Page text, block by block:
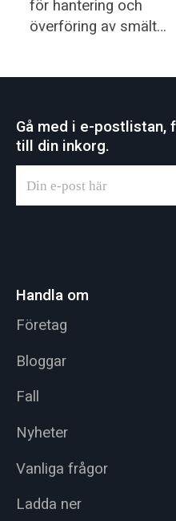
för hantering och
överföring av smält
Gå med i e-
till din inkorg.
Handla om
Företag
Bloggar
Fall
Nyheter
Vanliga frågor
Ladda ner